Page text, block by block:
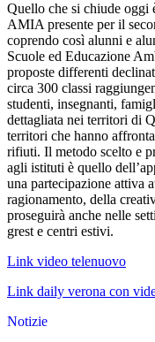
Quello che si chiude oggi
AMIA presente per il
coprendo così alunni e
Scuole ed Educazione
proposte differenti
circa 300 classi
studenti, insegnanti,
dettagliata nei territori di
territori che hanno
rifiuti. Il metodo scelto e
agli istituti è quello
una partecipazione attiva
ragionamento, della
proseguirà anche nelle
grest e centri estivi.
Link video telenuovo
Link daily verona con
Notizie